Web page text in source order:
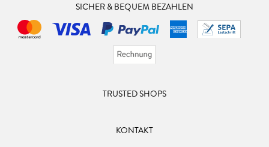
SICHER & BEQUEM BEZAHLEN
TRUSTED SHOPS
KONTAKT